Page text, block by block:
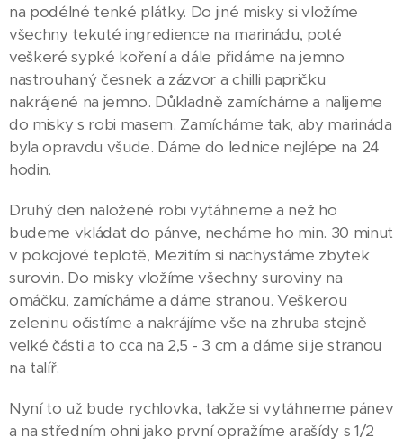
na podélné tenké plátky. Do jiné misky si vložíme
všechny tekuté ingredience na marinádu, poté
veškeré sypké koření a dále přidáme na jemno
nastrouhaný česnek a zázvor a chilli papričku
nakrájené na jemno. Důkladně zamícháme a nalijeme
do misky s robi masem. Zamícháme tak, aby marináda
byla opravdu všude. Dáme do lednice nejlépe na 24
hodin.
Druhý den naložené robi vytáhneme a než ho
budeme vkládat do pánve, necháme ho min. 30 minut
v pokojové teplotě, Mezitím si nachystáme zbytek
surovin. Do misky vložíme všechny suroviny na
omáčku, zamícháme a dáme stranou. Veškerou
zeleninu očistíme a nakrájíme vše na zhruba stejně
velké části a to cca na 2,5 - 3 cm a dáme si je stranou
na talíř.
Nyní to už bude rychlovka, takže si vytáhneme pánev
a na středním ohni jako první opražíme arašídy s 1/2